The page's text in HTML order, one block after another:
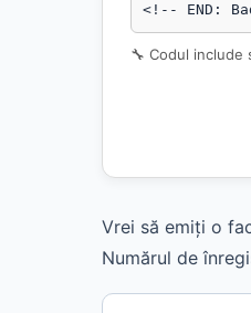
<!-- END:
🔧 Codul
Vrei să emiți o
Numărul de